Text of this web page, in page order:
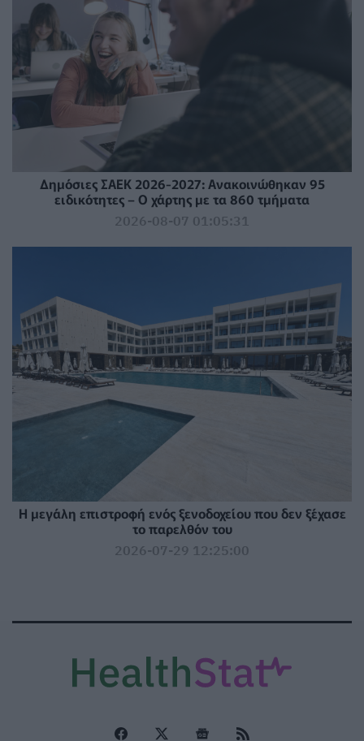
Δημόσιες ΣΑΕΚ 2026-2027: Ανακοινώθηκαν 95
ειδικότητες – Ο χάρτης με τα 860 τμήματα
2026-08-07 01:05:31
Η μεγάλη επιστροφή ενός ξενοδοχείου που δεν ξέχασε
το παρελθόν του
2026-07-29 12:25:00